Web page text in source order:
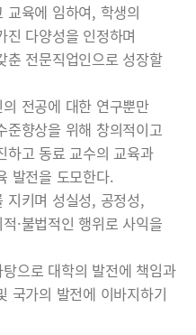
교육에 임하여, 학생의
진 다양성을 인정하며
춘 전문직업인으로 성장할
전공에 대한 연구뿐만
준향상을 위해 창의적이고
하고 동료 교수의 교육과
발전을 도모한다.
지키며 성실성, 공정성,
·불법적인 행위로 사익을
으로 대학의 발전에 책임과
국가의 발전에 이바지하기